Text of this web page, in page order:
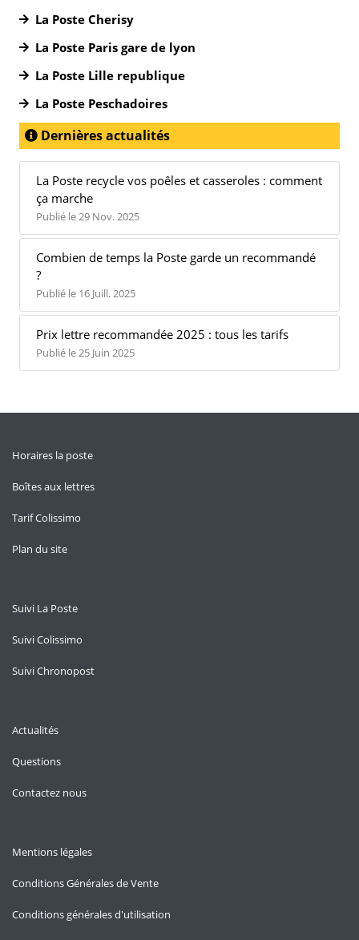
La Poste Cherisy
La Poste Paris gare de lyon
La Poste Lille republique
La Poste Peschadoires
Dernières actualités
La Poste recycle vos poêles et casseroles : comment
ça marche
Publié le 29 Nov. 2025
Combien de temps la Poste garde un recommandé
?
Publié le 16 Juill. 2025
Prix lettre recommandée 2025 : tous les tarifs
Publié le 25 Juin 2025
Horaires la poste
Boîtes aux lettres
Tarif Colissimo
Plan du site
Suivi La Poste
Suivi Colissimo
Suivi Chronopost
Actualités
Questions
Contactez nous
Mentions légales
Conditions Générales de Vente
Conditions générales d'utilisation